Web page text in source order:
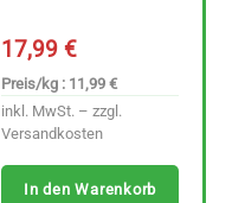
17,99€
Preis/kg : 11,99 €
inkl. MwSt. – zzgl.
Versandkosten
In den Warenkorb